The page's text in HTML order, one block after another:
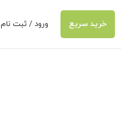
خرید سریع ورود / ثبت نام